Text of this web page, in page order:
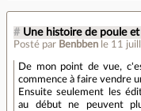
# Une histoire de poule
Posté par Benbben le 11
De mon point de vue,
commence à faire vendre
Ensuite seulement les
au début ne peuvent